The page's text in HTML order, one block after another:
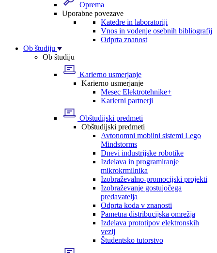
Oprema
Uporabne povezave
Katedre in laboratoriji
Vnos in vodenje osebnih bibliografij
Odprta znanost
Ob študiju
Ob študiju
Karierno usmerjanje
Karierno usmerjanje
Mesec Elektrotehnike+
Karierni partnerji
Obštudijski predmeti
Obštudijski predmeti
Avtonomni mobilni sistemi Lego
Mindstorms
Dnevi industrijske robotike
Izdelava in programiranje
mikrokrmilnika
Izobraževalno-promocijski projekti
Izobraževanje gostujočega
predavatelja
Odprta koda v znanosti
Pametna distribucijska omrežja
Izdelava prototipov elektronskih
vezij
Študentsko tutorstvo